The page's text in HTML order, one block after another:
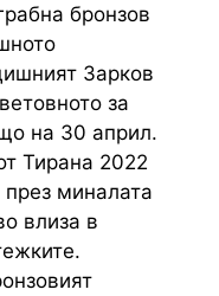
бронзов
Зарков
за
на 30 април.
Тирана 2022
миналата
влиза в